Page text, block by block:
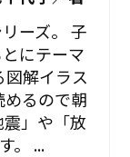
ーズ。 子
にテーマ
解イラス
めるので朝
」や「放
。 ...